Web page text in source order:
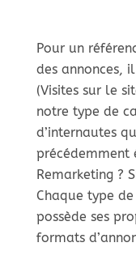
Pour un
des annonces,
(Visites sur le
notre type de
d’internautes
précédemment
Remarketing ?
Chaque type
possède ses
formats